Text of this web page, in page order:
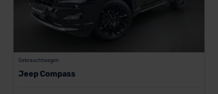
Gebrauchtwagen
Jeep Compass